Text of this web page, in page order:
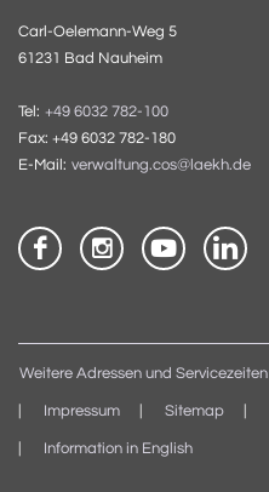
Carl-Oelemann-Weg 5
61231 Bad Nauheim
Tel: +49 6032 782-100
Fax: +49 6032 782-180
E-Mail: verwaltung.cos@laekh.de
Weitere Adressen und Servicezeiten
Impressum Sitemap
Information in English